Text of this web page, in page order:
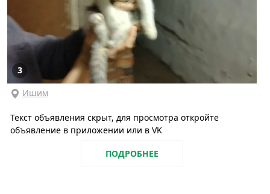
3
Ишим
Текст объявления скрыт, для просмотра откройте
объявление в приложении или в VK
ПОДРОБНЕЕ